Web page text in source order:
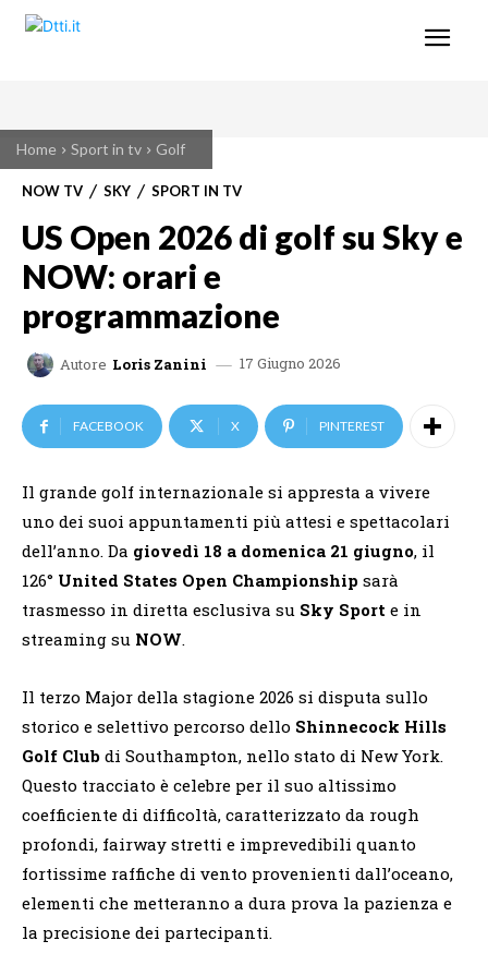
Home Sport in tv Golf
NOW TV SKY SPORT IN TV
US Open 2026 di golf su Sky e
NOW: orari e
programmazione
Autore Loris Zanini 17 Giugno 2026
FACEBOOK X PINTEREST
Il grande golf internazionale si appresta a vivere
uno dei suoi appuntamenti più attesi e spettacolari
dell’anno. Da giovedì 18 a domenica 21 giugno, il
126° United States Open Championship sarà
trasmesso in diretta esclusiva su Sky Sport e in
streaming su NOW.
Il terzo Major della stagione 2026 si disputa sullo
storico e selettivo percorso dello Shinnecock Hills
Golf Club di Southampton, nello stato di New York.
Questo tracciato è celebre per il suo altissimo
coefficiente di difficoltà, caratterizzato da rough
profondi, fairway stretti e imprevedibili quanto
fortissime raffiche di vento provenienti dall’oceano,
elementi che metteranno a dura prova la pazienza e
la precisione dei partecipanti.